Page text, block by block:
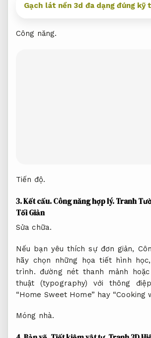
Gạch lát nền 3d đa dạng đúng kỹ
Công năng.
Tiến độ.
3.Kết cấu.Công năng hợp lý.Tranh
Tối Giản
Sửa chữa.
Nếu bạn yêu thích sự đơn giản,
hãy chọn những họa tiết hình
trình. đường nét thanh mảnh
thuật (typography) với thông
“Home Sweet Home” hay “Cooking
Móng nhà.